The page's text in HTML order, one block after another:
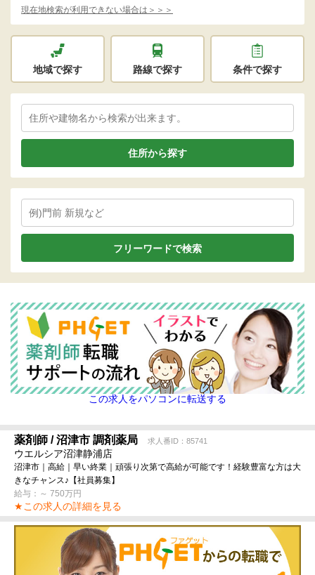
現在地検索が利用できない場合は＞＞＞
地域で探す 路線で探す 条件で探す
住所から探す
この求人をパソコンに転送する
薬剤師 / 沼津市 調剤薬局 求人番ID：85741
ウエルシア沼津静浦店
沼津市｜高給｜早い終業｜頑張り次第で高給が可能です！経験豊富な方は大
きなチャンス♪【社員募集】
給与：～ 750万円
★この求人の詳細を見る